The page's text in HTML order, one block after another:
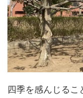
四季を感んじるこ